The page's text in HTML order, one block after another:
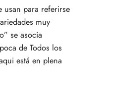
usan para referirse
muy
se asocia
de Todos los
está en plena